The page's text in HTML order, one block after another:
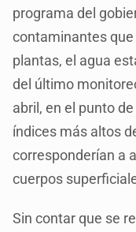
programa del
contaminantes
plantas, el agua
del último
abril, en el punto
índices más altos
corresponderían a
cuerpos
Sin contar que se